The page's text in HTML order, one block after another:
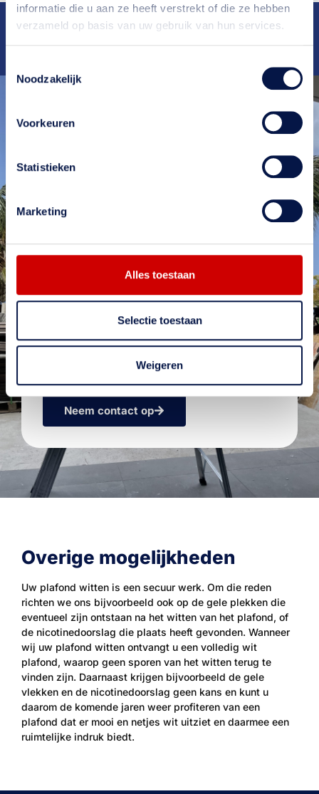
informatie die u aan ze heeft verstrekt of die ze hebben
verzameld op basis van uw gebruik van hun services.
Noodzakelijk
Voorkeuren
Statistieken
Marketing
Alles toestaan
Selectie toestaan
Weigeren
Deskundigadvies Ruim25 jaarervaring
Meer weten?
Wil je meer weten over onze diensten? Neem
uitgebreide informatie over ons bedrijf en ons
aanbod. Onze ervaren medewerkers staan klaar
verwelkomen je bij Schildersbedrijf De Groot
Neem contact op
Overige mogelijkheden
Uw plafond witten is een secuur werk. Om die reden
richten we ons bijvoorbeeld ook op de gele plekken die
eventueel zijn ontstaan na het witten van het plafond, of
de nicotinedoorslag die plaats heeft gevonden. Wanneer
wij uw plafond witten ontvangt u een volledig wit
plafond, waarop geen sporen van het witten terug te
vinden zijn. Daarnaast krijgen bijvoorbeeld de gele
vlekken en de nicotinedoorslag geen kans en kunt u
daarom de komende jaren weer profiteren van een
plafond dat er mooi en netjes wit uitziet en daarmee een
ruimtelijke indruk biedt.